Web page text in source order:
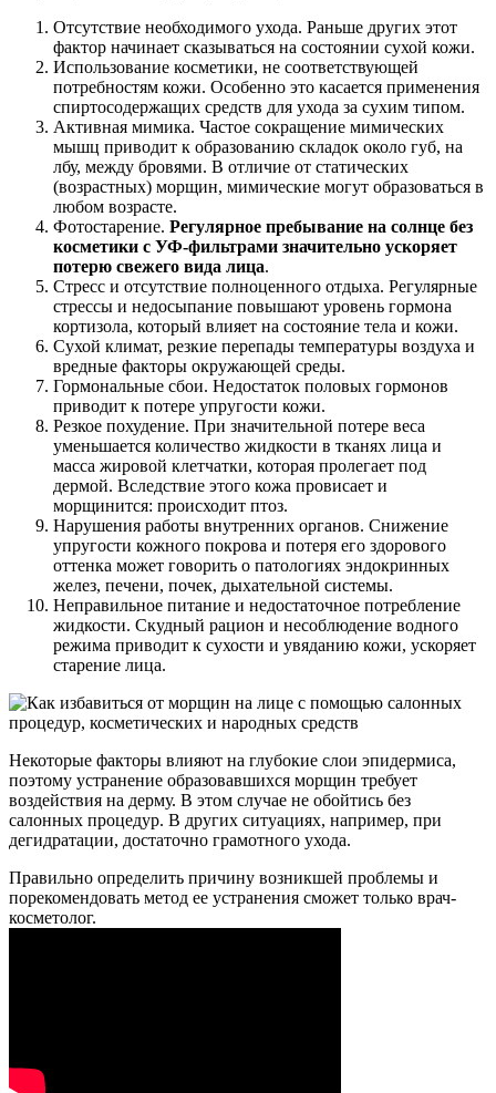
Отсутствие необходимого ухода. Раньше других этот
фактор начинает сказываться на состоянии сухой кожи.
Использование косметики, не соответствующей
потребностям кожи. Особенно это касается применения
спиртосодержащих средств для ухода за сухим типом.
Активная мимика. Частое сокращение мимических
мышц приводит к образованию складок около губ, на
лбу, между бровями. В отличие от статических
(возрастных) морщин, мимические могут образоваться в
любом возрасте.
Фотостарение. Регулярное пребывание на солнце без
косметики с УФ-фильтрами значительно ускоряет
потерю свежего вида лица.
Стресс и отсутствие полноценного отдыха. Регулярные
стрессы и недосыпание повышают уровень гормона
кортизола, который влияет на состояние тела и кожи.
Сухой климат, резкие перепады температуры воздуха и
вредные факторы окружающей среды.
Гормональные сбои. Недостаток половых гормонов
приводит к потере упругости кожи.
Резкое похудение. При значительной потере веса
уменьшается количество жидкости в тканях лица и
масса жировой клетчатки, которая пролегает под
дермой. Вследствие этого кожа провисает и
морщинится: происходит птоз.
Нарушения работы внутренних органов. Снижение
упругости кожного покрова и потеря его здорового
оттенка может говорить о патологиях эндокринных
желез, печени, почек, дыхательной системы.
Неправильное питание и недостаточное потребление
жидкости. Скудный рацион и несоблюдение водного
режима приводит к сухости и увяданию кожи, ускоряет
старение лица.
Некоторые факторы влияют на глубокие слои эпидермиса,
поэтому устранение образовавшихся морщин требует
воздействия на дерму. В этом случае не обойтись без
салонных процедур. В других ситуациях, например, при
дегидратации, достаточно грамотного ухода.
Правильно определить причину возникшей проблемы и
порекомендовать метод ее устранения сможет только врач-
косметолог.